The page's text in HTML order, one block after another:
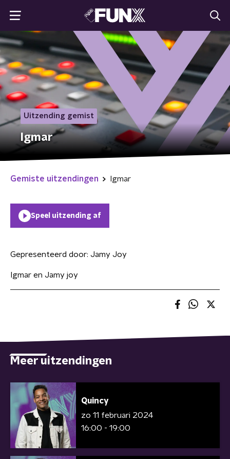
Uitzending gemist
Igmar
Gemiste uitzendingen Igmar
Speel uitzending af
Gepresenteerd door: Jamy Joy
Igmar en Jamy joy
Meer uitzendingen
Quincy
zo 11 februari 2024
16:00 - 19:00